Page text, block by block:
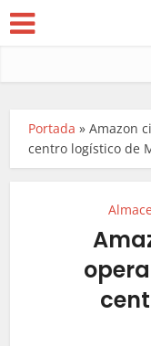
Portada »Amazon
centro logístico de